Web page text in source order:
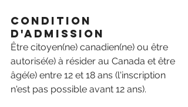
Condition
d'admission
Être citoyen(ne) canadien(ne) ou être
autorisé(e) à résider au Canada et être
âgé(e) entre 12 et 18 ans (l'inscription
n'est pas possible avant 12 ans).